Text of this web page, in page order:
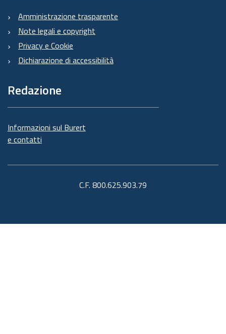
Amministrazione trasparente
Note legali e copyright
Privacy e Cookie
Dichiarazione di accessibilità
Redazione
Informazioni sul Burert
e contatti
C.F. 800.625.903.79